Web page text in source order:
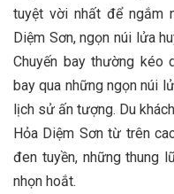
tuyệt vời nhất để ngắm
Diệm Sơn, ngọn núi lửa
Chuyến bay thường kéo
bay qua những ngọn núi
lịch sử ấn tượng. Du
Hỏa Diệm Sơn từ trên
đen tuyền, những thung
nhọn hoắt.